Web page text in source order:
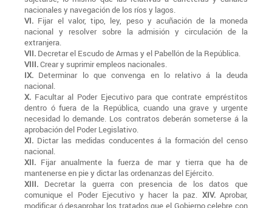
nacionales y navegación de los ríos y lagos.
VI. Fijar el valor, tipo, ley, peso y acuñación de la moneda
nacional y resolver sobre la admisión y circulación de la
extranjera.
VII. Decretar el Escudo de Armas y el Pabellón de la República.
VIII.Crear y suprimir empleos nacionales.
IX. Determinar lo que convenga en lo relativo á la deuda
nacional.
X. Facultar al Poder Ejecutivo para que contrate empréstitos
dentro ó fuera de la República, cuando una grave y urgente
necesidad lo demande. Los contratos deberán someterse á la
aprobación del Poder Legislativo.
XI. Dictar las medidas conducentes á la formación del censo
nacional.
XII. Fijar anualmente la fuerza de mar y tierra que ha de
mantenerse en pie y dictar las ordenanzas del Ejército.
XIII. Decretar la guerra con presencia de los datos que
comunique el Poder Ejecutivo y hacer la paz. XIV.Aprobar,